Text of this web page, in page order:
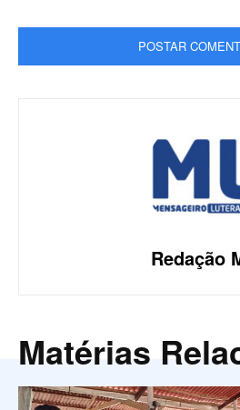
Redação
Matérias